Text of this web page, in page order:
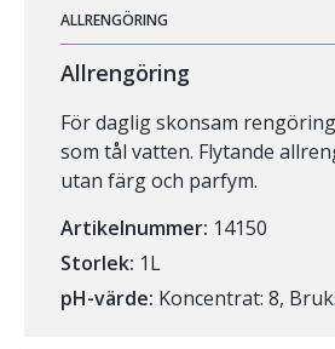
ALLRENGÖRING
Allrengöring
För daglig skonsam
som tål vatten. Flytande
utan färg och parfym.
Artikelnummer: 14150
Storlek: 1L
pH-värde: Koncentrat: 8,